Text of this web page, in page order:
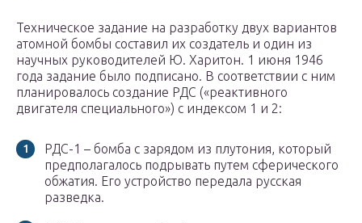
Техническое задание на разработку двух вариантов
атомной бомбы составил их создатель и один из
научных руководителей Ю. Харитон. 1 июня 1946
года задание было подписано. В соответствии с ним
планировалось создание РДС («реактивного
двигателя специального») с индексом 1 и 2:
РДС-1 – бомба с зарядом из плутония, который
предполагалось подрывать путем сферического
обжатия. Его устройство передала русская
разведка.